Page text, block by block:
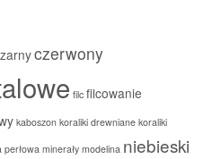
czerwony
filc filcowanie
kaboszon koraliki drewniane koraliki
perłowaminerały modelina niebieski